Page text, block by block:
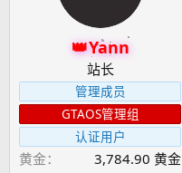
Yann
站长
管理成员
GTAOS管理组
认证用户
黄金 3,784.90 黄金